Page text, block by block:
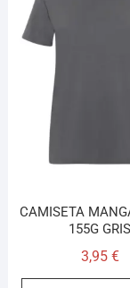
CAMISETA
155G GRIS
3,95 €